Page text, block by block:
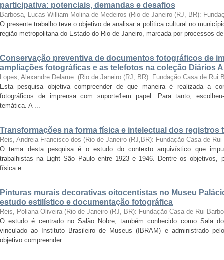
participativa: potenciais, demandas e desafios
Barbosa, Lucas William Molina de Medeiros (Rio de Janeiro (RJ, BR):
O presente trabalho teve o objetivo de analisar a política cultural no
região metropolitana do Estado do Rio de Janeiro, marcada por processos
Conservação preventiva de documentos fotográficos de
ampliações fotográficas e as telefotos na coleção Diários
Lopes, Alexandre Delarue. (Rio de Janeiro (RJ, BR): Fundação Casa de Rui
Esta pesquisa objetiva compreender de que maneira é realizada a
fotográficos de imprensa com suporte1em papel. Para tanto,
temática. A ...
Transformações na forma física e intelectual dos registros
Reis, Andreia Francisco dos (Rio de Janeiro (RJ,BR): Fundação Casa de Rui
O tema desta pesquisa é o estudo do contexto arquivístico que
trabalhistas na Light São Paulo entre 1923 e 1946. Dentre os objetivos,
física e ...
Pinturas murais decorativas oitocentistas no Museu
estudo estilístico e documentação fotográfica
Reis, Poliana Oliveira (Rio de Janeiro (RJ, BR): Fundação Casa de Rui
O estudo é centrado no Salão Nobre, também conhecido como Sala
vinculado ao Instituto Brasileiro de Museus (IBRAM) e administrado
objetivo compreender ...